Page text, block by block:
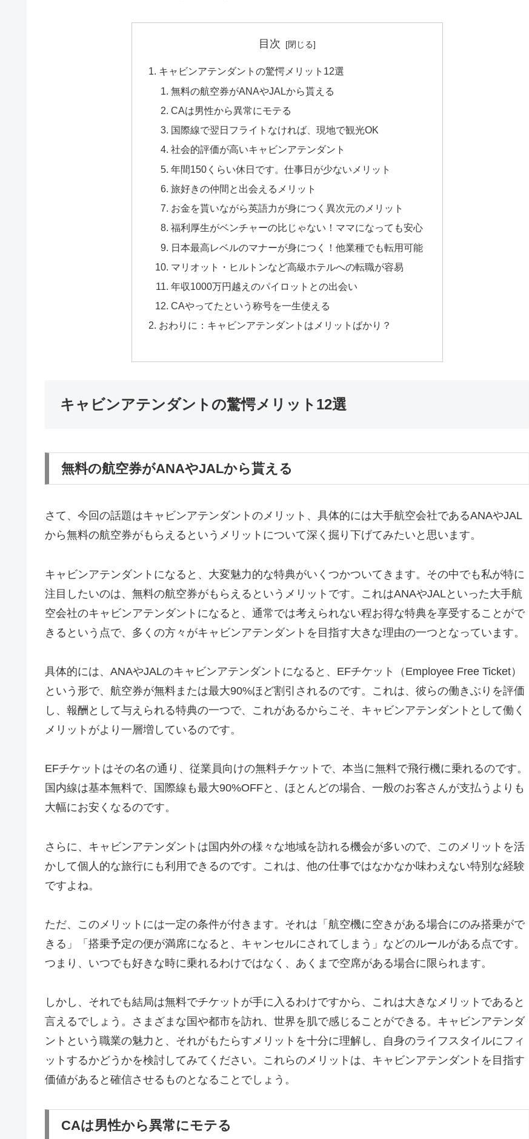
目次
キャビンアテンダントの驚愕メリット12選
無料の航空券がANAやJALから貰える
CAは男性から異常にモテる
国際線で翌日フライトなければ、現地で観光OK
社会的評価が高いキャビンアテンダント
年間150くらい休日です。仕事日が少ないメリット
旅好きの仲間と出会えるメリット
お金を貰いながら英語力が身につく異次元のメリット
福利厚生がベンチャーの比じゃない！ママになっても安心
日本最高レベルのマナーが身につく！他業種でも転用可能
マリオット・ヒルトンなど高級ホテルへの転職が容易
年収1000万円越えのパイロットとの出会い
CAやってたという称号を一生使える
おわりに：キャビンアテンダントはメリットばかり？
キャビンアテンダントの驚愕メリット12選
無料の航空券がANAやJALから貰える
さて、今回の話題はキャビンアテンダントのメリット、具体的には大手航空会社であるANAやJAL
から無料の航空券がもらえるというメリットについて深く掘り下げてみたいと思います。
キャビンアテンダントになると、大変魅力的な特典がいくつかついてきます。その中でも私が特に
注目したいのは、無料の航空券がもらえるというメリットです。これはANAやJALといった大手航
空会社のキャビンアテンダントになると、通常では考えられない程お得な特典を享受することがで
きるという点で、多くの方々がキャビンアテンダントを目指す大きな理由の一つとなっています。
具体的には、ANAやJALのキャビンアテンダントになると、EFチケット（Employee Free Ticket）
という形で、航空券が無料または最大90%ほど割引されるのです。これは、彼らの働きぶりを評価
し、報酬として与えられる特典の一つで、これがあるからこそ、キャビンアテンダントとして働く
メリットがより一層増しているのです。
EFチケットはその名の通り、従業員向けの無料チケットで、本当に無料で飛行機に乗れるのです。
国内線は基本無料で、国際線も最大90%OFFと、ほとんどの場合、一般のお客さんが支払うよりも
大幅にお安くなるのです。
さらに、キャビンアテンダントは国内外の様々な地域を訪れる機会が多いので、このメリットを活
かして個人的な旅行にも利用できるのです。これは、他の仕事ではなかなか味わえない特別な経験
ですよね。
ただ、このメリットには一定の条件が付きます。それは「航空機に空きがある場合にのみ搭乗がで
きる」「搭乗予定の便が満席になると、キャンセルにされてしまう」などのルールがある点です。
つまり、いつでも好きな時に乗れるわけではなく、あくまで空席がある場合に限られます。
しかし、それでも結局は無料でチケットが手に入るわけですから、これは大きなメリットであると
言えるでしょう。さまざまな国や都市を訪れ、世界を肌で感じることができる。キャビンアテンダ
ントという職業の魅力と、それがもたらすメリットを十分に理解し、自身のライフスタイルにフィ
ットするかどうかを検討してみてください。これらのメリットは、キャビンアテンダントを目指す
価値があると確信させるものとなることでしょう。
CAは男性から異常にモテる